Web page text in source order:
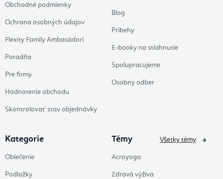
Obchodné podmienky
Ochrana osobných údajov
Flexity Family Ambasádori
Poradňa
Pre firmy
Hodnotenie obchodu
Skontrolovať stav objednávky
Blog
Príbehy
E-booky na stiahnutie
Spolupracujeme
Osobný odber
Kategorie
Oblečenie
Podložky
Témy
Acroyoga
Zdravá výživa
Všetky témy